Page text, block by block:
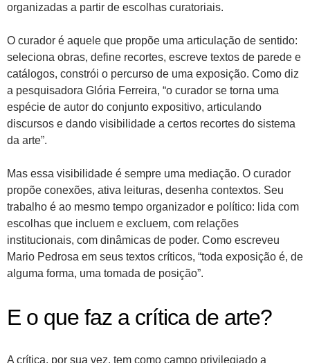
organizadas a partir de escolhas curatoriais.
O curador é aquele que propõe uma articulação de sentido:
seleciona obras, define recortes, escreve textos de parede e
catálogos, constrói o percurso de uma exposição. Como diz
a pesquisadora Glória Ferreira, “o curador se torna uma
espécie de autor do conjunto expositivo, articulando
discursos e dando visibilidade a certos recortes do sistema
da arte”.
Mas essa visibilidade é sempre uma mediação. O curador
propõe conexões, ativa leituras, desenha contextos. Seu
trabalho é ao mesmo tempo organizador e político: lida com
escolhas que incluem e excluem, com relações
institucionais, com dinâmicas de poder. Como escreveu
Mario Pedrosa em seus textos críticos, “toda exposição é, de
alguma forma, uma tomada de posição”.
E o que faz a crítica de arte?
A crítica, por sua vez, tem como campo privilegiado a